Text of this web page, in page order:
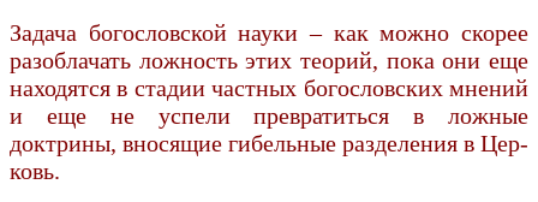
Задача богословской науки – как можно скорее
разоблачать ложность этих теорий, пока они еще
находятся в стадии частных богословских мнений
и еще не успели превратиться в ложные
доктрины, вносящие гибельные разделения в Цер­
ковь.